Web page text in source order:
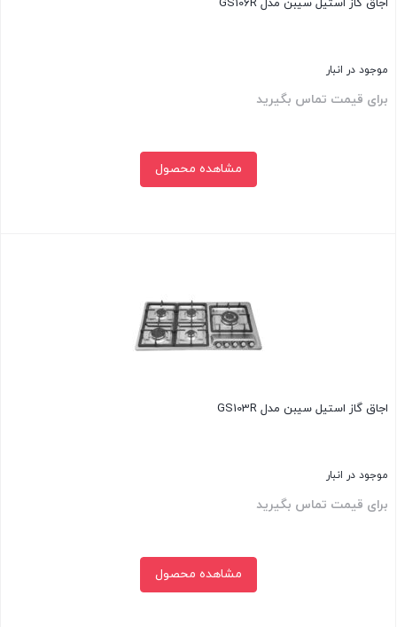
اجاق گاز استیل سیبن مدل GS106R
موجود در انبار
برای قیمت تماس بگیرید
مشاهده محصول
اجاق گاز استیل سیبن مدل GS103R
موجود در انبار
برای قیمت تماس بگیرید
مشاهده محصول